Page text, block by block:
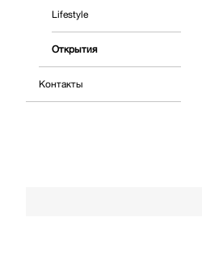
Lifestyle
Открытия
Контакты